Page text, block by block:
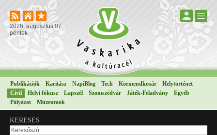
2026. augusztus 07.
péntek
Publikációk Karitász NapiBlog Tech Körmendkosár
Helytörténet
Civil
Helyi fókusz Lapszél Szomszédvár Játék-Feladvány
Egyéb
Pályázat
Múzeumok
KERESÉS